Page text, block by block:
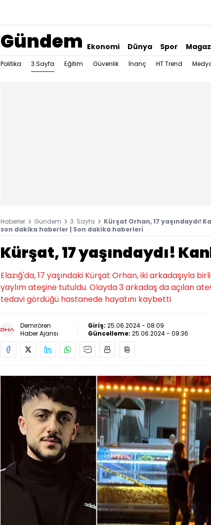
Gündem Ekonomi Dünya Spor
Politika 3.Sayfa Eğitim Güvenlik İnanç HT Trend
Haberler Gündem 3. Sayfa
Kürşat Orhan, 17 yaşındaydı!
son dakika haberler | Son dakika haberleri
Kürşat, 17 yaşındaydı!
Elazığ'da, 17 yaşındaki Kürşat Orhan, iki arkadaşıyla
yaylım ateşine tutuldu. Olayda 3 arkadaş da açılan
tedavi gördüğü hastanede hayatını kaybetti
Demirören
Haber Ajansı
Giriş: 25.06.2024 - 08:09
Güncelleme: 25.06.2024 - 09:36